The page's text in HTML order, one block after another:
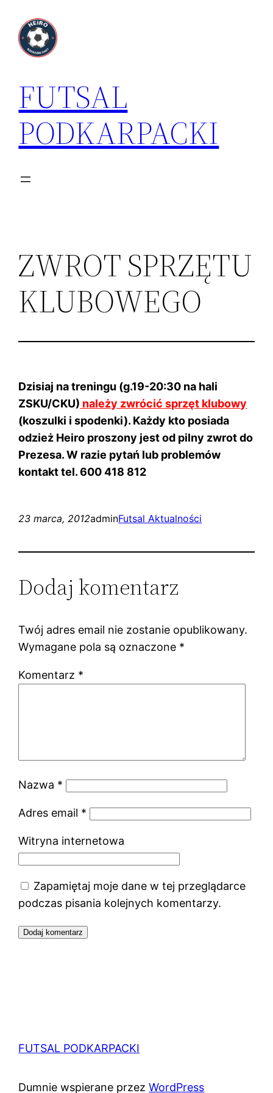
treści
FUTSAL
PODKARPACKI
ZWROT SPRZĘTU
KLUBOWEGO
Dzisiaj na treningu (g.19-20:30 na hali
ZSKU/CKU) należy zwrócić sprzęt klubowy
(koszulki i spodenki). Każdy kto posiada
odzież Heiro proszony jest od pilny zwrot do
Prezesa. W razie pytań lub problemów
kontakt tel. 600 418 812
23 marca, 2012adminFutsal Aktualności
Dodaj komentarz
Twój adres email nie zostanie opublikowany.
Wymagane pola są oznaczone *
Komentarz *
Nazwa *
Adres email *
Witryna internetowa
Zapamiętaj moje dane w tej przeglądarce
podczas pisania kolejnych komentarzy.
FUTSAL PODKARPACKI
Dumnie wspierane przezWordPress